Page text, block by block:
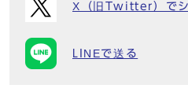
X（旧Twitter）で
LINEで送る